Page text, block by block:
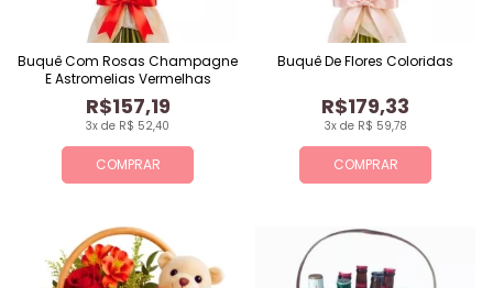
COMPRAR
3x de R$ 52,40
R$157,19
Buquê Com Rosas Champagne
E Astromelias Vermelhas
COMPRAR
3x de R$ 59,78
R$179,33
Buquê De Flores Coloridas